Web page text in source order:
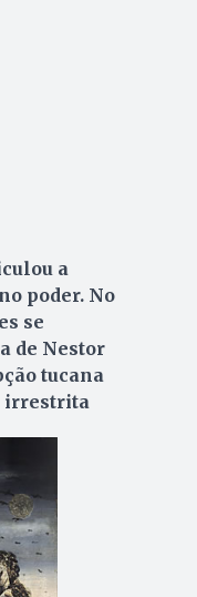
a
poder. No
se
de Nestor
tucana
irrestrita